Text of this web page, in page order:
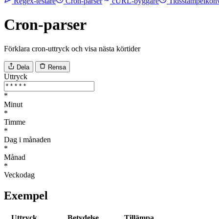
Cron-parser
Förklara cron-uttryck och visa nästa körtider
Dela Rensa
Uttryck
*
Minut
*
Timme
*
Dag i månaden
*
Månad
*
Veckodag
Exempel